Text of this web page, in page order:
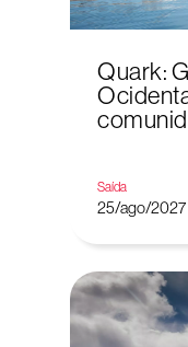
Quark:
Saída
25/ago/2027